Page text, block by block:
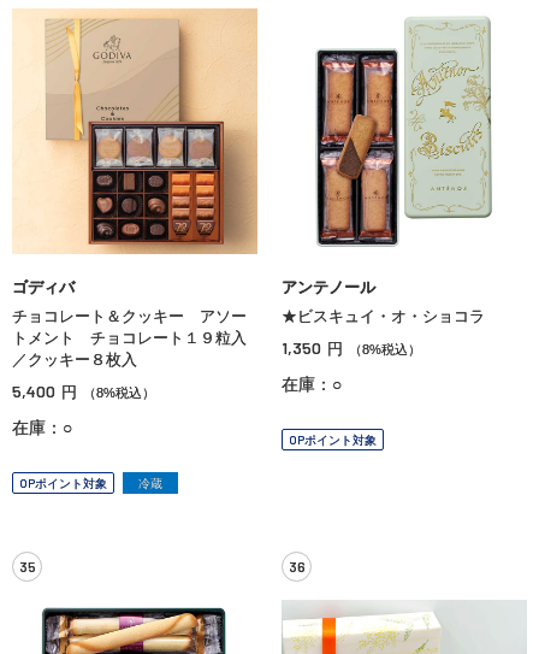
ゴディバ
チョコレート＆クッキー アソー
トメント チョコレート１９粒入
／クッキー８枚入
5,400 円 （8%税込）
在庫：○
OPポイント対象 冷蔵
アンテノール
★ビスキュイ・オ・ショコラ
1,350 円 （8%税込）
在庫：○
OPポイント対象
35 36